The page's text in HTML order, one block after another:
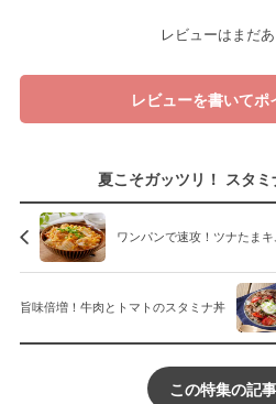
レビューはまだ
レビューを書いてポ
夏こそガッツリ！ スタ
ワンパンで速攻！ツナたま
旨味倍増！牛肉とトマトのスタミナ丼
この特集の記